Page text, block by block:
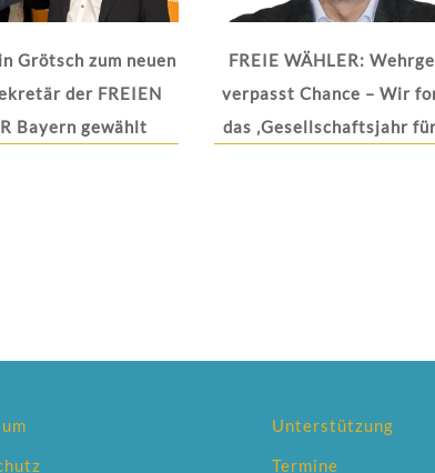
Grötsch zum neuen
der FREIEN
Bayern gewählt
FREIE WÄHLER:
verpasst Chance – Wir
das ‚Gesellschaftsjahr
Unterstützung
Termine